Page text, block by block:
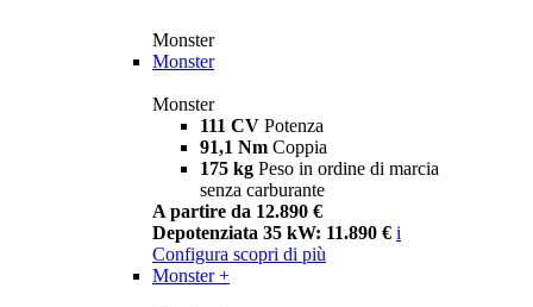
Monster
Monster
Monster
111 CV Potenza
91,1 Nm Coppia
175 kg Peso in ordine di marcia
senza carburante
A partire da 12.890 €
Depotenziata 35 kW: 11.890 € i
Configura scopri di più
Monster +